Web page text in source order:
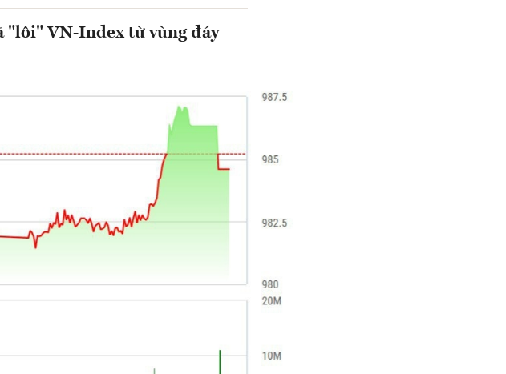
"lôi" VN-Index từ vùng đáy